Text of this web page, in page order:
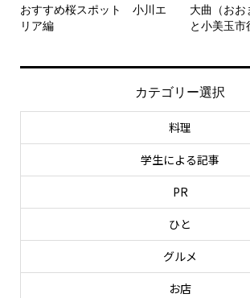
おすすめ桜スポット 小川エ
リア編
大曲（おお
と小美玉
カテゴリー選択
料理
学生による記事
PR
ひと
グルメ
お店